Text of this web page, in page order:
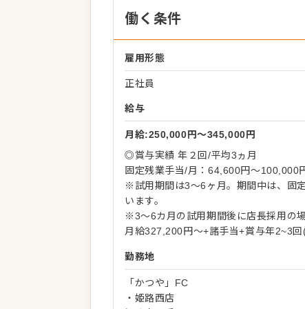
働く条件
雇用形態
正社員
給与
月給:250,000円〜345,000円
◎賞与実績 年２回/平均3ヵ月
固定残業手当/月：64,600円～100,000
※試用期間は3～6ヶ月。期間中は、固
います。
※3～6カ月の試用期間後に店長採用の
月給327,200円～+諸手当+賞与年2~3
勤務地
「かつや」FC
・姫路西店